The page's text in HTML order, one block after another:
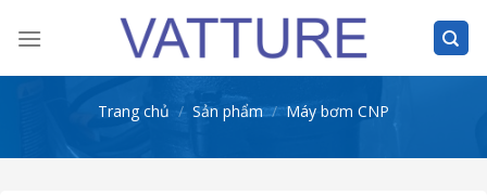
Trang chủ / Sản phẩm / Máy bơm CNP